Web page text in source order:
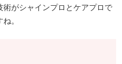
がシャインプロとケアプロで
。